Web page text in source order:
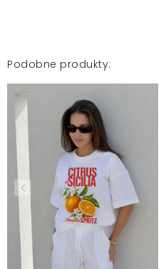
Podobne produkty: